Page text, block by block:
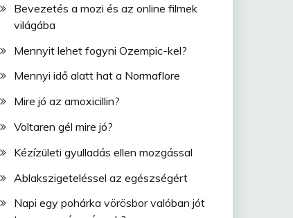
Bevezetés a mozi és az online filmek
világába
Mennyit lehet fogyni Ozempic-kel?
Mennyi idő alatt hat a Normaflore
Mire jó az amoxicillin?
Voltaren gél mire jó?
Kézízületi gyulladás ellen mozgással
Ablakszigeteléssel az egészségért
Napi egy pohárka vörösbor valóban jót